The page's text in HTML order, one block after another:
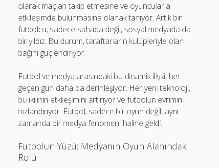
olarak maçları takip etmesine ve oyuncularla
etkileşimde bulunmasına olanak tanıyor. Artık bir
futbolcu, sadece sahada değil, sosyal medyada da
bir yıldız. Bu durum, taraftarların kulüpleriyle olan
bağını güçlendiriyor.
Futbol ve medya arasındaki bu dinamik ilişki, her
geçen gün daha da derinleşiyor. Her yeni teknoloji,
bu ikilinin etkileşimini artırıyor ve futbolun evrimini
hızlandırıyor. Futbol, sadece bir oyun değil; aynı
zamanda bir medya fenomeni haline geldi.
Futbolun Yüzü: Medyanın Oyun Alanındaki
Rolü